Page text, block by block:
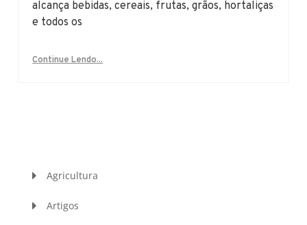
alcança bebidas, cereais, frutas, grãos, hortaliças
e todos os
Continue Lendo...
Agricultura
Artigos